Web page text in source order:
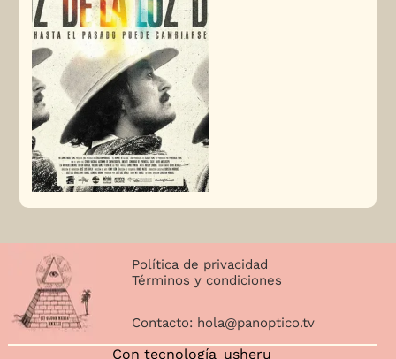
Política de privacidad
Términos y condiciones
Contacto: hola@panoptico.tv
Con tecnología usheru